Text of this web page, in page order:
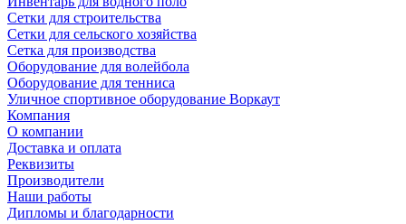
Сетки для строительства
Сетки для сельского хозяйства
Сетка для производства
Оборудование для волейбола
Оборудование для тенниса
Уличное спортивное оборудование Воркаут
Компания
О компании
Доставка и оплата
Реквизиты
Производители
Наши работы
Дипломы и благодарности